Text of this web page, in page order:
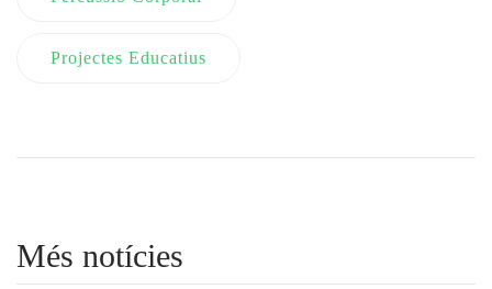
Projectes Educatius
Més notícies